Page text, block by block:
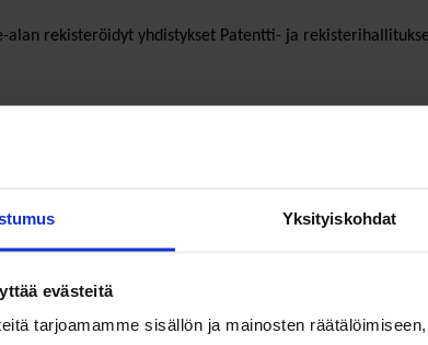
Yksityiskohdat
evästeitä
tarjoamamme sisällön ja mainosten
alan rekisteröidyt yhdistykset Patentti- ja
2023 (pdf) (innokyla.fi)
ja uusia perustettiin 205.
lakkautettuja ja uusia säätiöitä oli yhtä paljon.